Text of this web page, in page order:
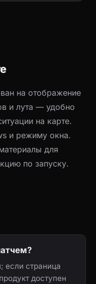
на отображение
и лута — удобно
на карте.
и режиму окна.
для
по запуску.
если страница
доступен